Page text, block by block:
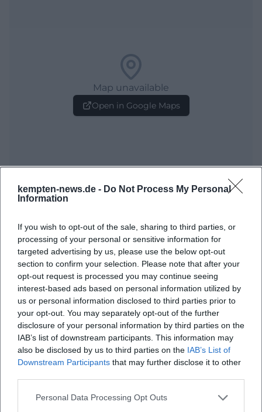
kempten-news.de - Do Not Process My Personal
Information
If you wish to opt-out of the sale, sharing to third parties, or
processing of your personal or sensitive information for
targeted advertising by us, please use the below opt-out
section to confirm your selection. Please note that after your
opt-out request is processed you may continue seeing
interest-based ads based on personal information utilized by
us or personal information disclosed to third parties prior to
your opt-out. You may separately opt-out of the further
disclosure of your personal information by third parties on the
IAB’s list of downstream participants. This information may
also be disclosed by us to third parties on the IAB’s List of
Downstream Participants that may further disclose it to other
Personal Data Processing Opt Outs
Map unavailable
Open in Google Maps
Häufig gestellte Fragen
Wann beginnt das Stadtfest Kempten?
Wo findet das Stadtfest statt?
Was kann ich beim Stadtfest erwarten?
Wie viel kostet der Eintritt zum Stadtfest?
Ist das Stadtfest barrierefrei zugänglich?